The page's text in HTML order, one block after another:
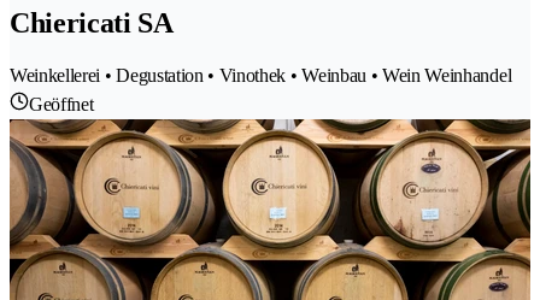
Chiericati SA
Weinkellerei • Degustation • Vinothek • Weinbau • Wein Weinhandel
Geöffnet